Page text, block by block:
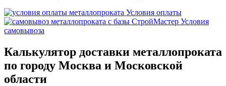
Условия оплаты
Условия
самовывоза
Калькулятор доставки металлопроката
по городу Москва и Московской
области